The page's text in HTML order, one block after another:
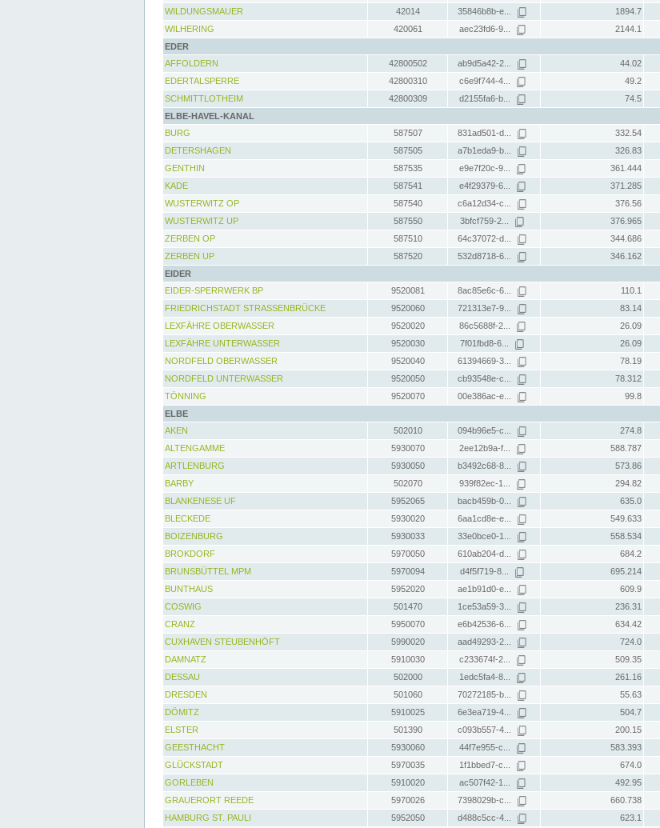
WILDUNGSMAUER
42014 35846b8b-e... 1894.7
WILHERING
420061 aec23fd6-9... 2144.1
EDER
AFFOLDERN
42800502 ab9d5a42-2... 44.02
EDERTALSPERRE
42800310 c6e9f744-4... 49.2
SCHMITTLOTHEIM
42800309 d2155fa6-b... 74.5
ELBE-HAVEL-KANAL
BURG
587507 831ad501-d... 332.54
DETERSHAGEN
587505 a7b1eda9-b... 326.83
GENTHIN
587535 e9e7f20c-9... 361.444
KADE
587541 e4f29379-6... 371.285
WUSTERWITZ OP
587540 c6a12d34-c... 376.56
WUSTERWITZ UP
587550 3bfcf759-2... 376.965
ZERBEN OP
587510 64c37072-d... 344.686
ZERBEN UP
587520 532d8718-6... 346.162
EIDER
EIDER-SPERRWERK BP
9520081 8ac85e6c-6... 110.1
FRIEDRICHSTADT STRASSENBRÜCKE
9520060 721313e7-9... 83.14
LEXFÄHRE OBERWASSER
9520020 86c5688f-2... 26.09
LEXFÄHRE UNTERWASSER
9520030 7f01fbd8-6... 26.09
NORDFELD OBERWASSER
9520040 61394669-3... 78.19
NORDFELD UNTERWASSER
9520050 cb93548e-c... 78.312
TÖNNING
9520070 00e386ac-e... 99.8
ELBE
AKEN
502010 094b96e5-c... 274.8
ALTENGAMME
5930070 2ee12b9a-f... 588.787
ARTLENBURG
5930050 b3492c68-8... 573.86
BARBY
502070 939f82ec-1... 294.82
BLANKENESE UF
5952065 bacb459b-0... 635.0
BLECKEDE
5930020 6aa1cd8e-e... 549.633
BOIZENBURG
5930033 33e0bce0-1... 558.534
BROKDORF
5970050 610ab204-d... 684.2
BRUNSBÜTTEL MPM
5970094 d4f5f719-8... 695.214
BUNTHAUS
5952020 ae1b91d0-e... 609.9
COSWIG
501470 1ce53a59-3... 236.31
CRANZ
5950070 e6b42536-6... 634.42
CUXHAVEN STEUBENHÖFT
5990020 aad49293-2... 724.0
DAMNATZ
5910030 c233674f-2... 509.35
DESSAU
502000 1edc5fa4-8... 261.16
DRESDEN
501060 70272185-b... 55.63
DÖMITZ
5910025 6e3ea719-4... 504.7
ELSTER
501390 c093b557-4... 200.15
GEESTHACHT
5930060 44f7e955-c... 583.393
GLÜCKSTADT
5970035 1f1bbed7-c... 674.0
GORLEBEN
5910020 ac507f42-1... 492.95
GRAUERORT REEDE
5970026 7398029b-c... 660.738
HAMBURG ST. PAULI
5952050 d488c5cc-4... 623.1